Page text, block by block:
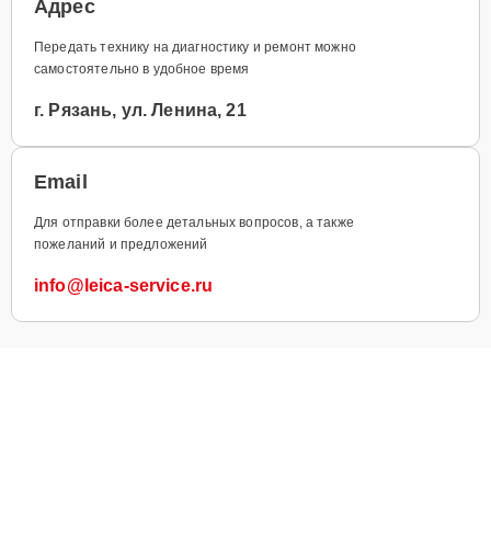
Адрес
Передать технику на диагностику и ремонт можно
самостоятельно в удобное время
г. Рязань, ул. Ленина, 21
Email
Для отправки более детальных вопросов, а также
пожеланий и предложений
info@leica-service.ru